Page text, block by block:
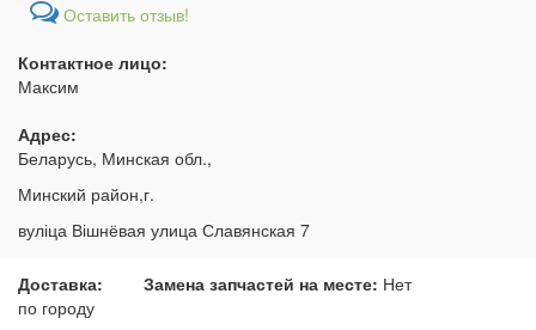
Оставить отзыв!
Контактное лицо:
Максим
Адрес:
Беларусь, Минская обл.,
Минский район,г.
вуліца Вішнёвая улица Славянская 7
Доставка:
по городу
Замена запчастей на месте: Нет